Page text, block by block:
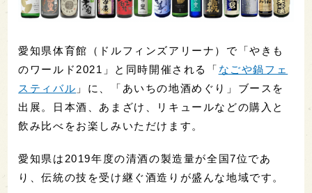
愛知県体育館（ドルフィンズアリーナ）で「やきも
のワールド2021」と同時開催される「 なごや鍋フェ
スティバル 」に、「あいちの地酒めぐり」ブースを
出展。日本酒、あまざけ、リキュールなどの購入と
飲み比べをお楽しみいただけます。
愛知県は2019年度の清酒の製造量が全国7位であ
り、伝統の技を受け継ぐ酒造りが盛んな地域です。